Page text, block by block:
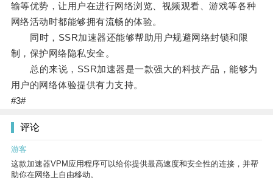
输等优势，让用户在进行网络浏览、视频观看、游戏等各种
网络活动时都能够拥有流畅的体验。
同时，SSR加速器还能够帮助用户规避网络封锁和限
制，保护网络隐私安全。
总的来说，SSR加速器是一款强大的科技产品，能够为
用户的网络体验提供有力支持。
#3#
评论
游客
这款加速器VPM应用程序可以给你提供最高速度和安全性的连接，并帮
助你在网络上自由移动。